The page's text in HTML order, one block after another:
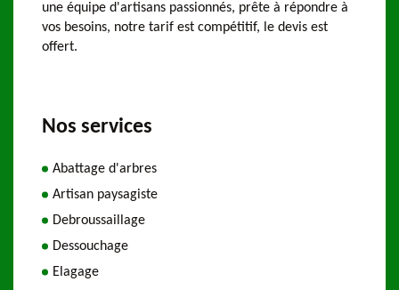
une équipe d'artisans passionnés, prête à répondre à
vos besoins, notre tarif est compétitif, le devis est
offert.
Nos services
Abattage d'arbres
Artisan paysagiste
Debroussaillage
Dessouchage
Elagage